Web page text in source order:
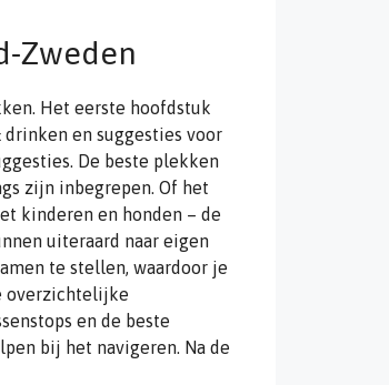
Zweden
Het eerste hoofdstuk
en suggesties voor
De beste plekken
zijn inbegrepen. Of het
kinderen en honden – de
uiteraard naar eigen
te stellen, waardoor je
overzichtelijke
en de beste
bij het navigeren. Na de